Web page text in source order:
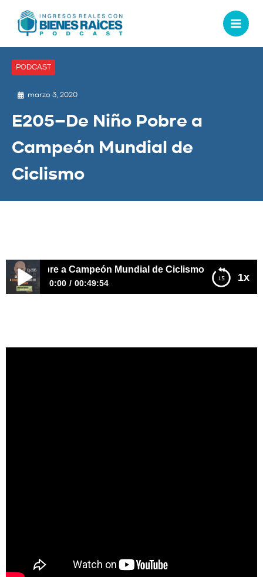
PODCAST
marzo 3, 2020
E205–De Niño Pobre a
Campeón Mundial de
Ciclismo
1x
Pobre a Campeón Mundial de Ciclismo
0:00 00:49:54